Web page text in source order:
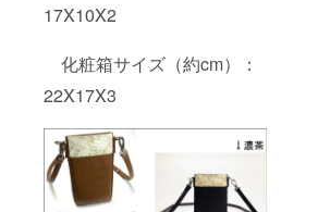
17X10X2
化粧箱サイズ（約cm）：
22X17X3